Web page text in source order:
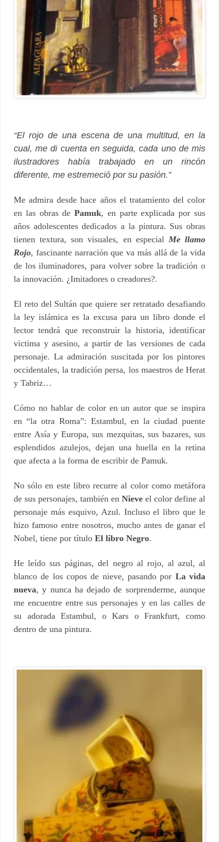
“El rojo de una escena de una multitud, en la
cual, me di cuenta en seguida, cada uno de mis
ilustradores había trabajado en un rincón
diferente, me estremeció por su pasión.”
Me admira desde hace años el tratamiento del color
en las obras dePamuk, en parte explicada por sus
años adolescentes dedicados a la pintura. Sus obras
tienen textura, son visuales, en especial Me llamo
Rojo, fascinante narración que va más allá de la vida
de los iluminadores, para volver sobre la tradición o
la innovación. ¿Imitadores o creadores?.
El reto del Sultán que quiere ser retratado desafiando
la ley islámica es la excusa para un libro donde el
lector tendrá que reconstruir la historia, identificar
victima y asesino, a partir de las versiones de cada
personaje. La admiración suscitada por los pintores
occidentales, la tradición persa, los maestros de Herat
y Tabriz…
Cómo no hablar de color en un autor que se inspira
en “la otra Roma”: Estambul, en la ciudad puente
entre Asía y Europa, sus mezquitas, sus bazares, sus
esplendidos azulejos, dejan una huella en la retina
que afecta a la forma de escribir de Pamuk.
No sólo en este libro recurre al color como metáfora
de sus personajes, también en Nieve el color define al
personaje más esquivo, Azul. Incluso el libro que le
hizo famoso entre nosotros, mucho antes de ganar el
Nobel, tiene por título El libro Negro.
He leído sus páginas, del negro al rojo, al azul, al
blanco de los copos de nieve, pasando por La vida
nueva, y nunca ha dejado de sorprenderme, aunque
me encuentre entre sus personajes y en las calles de
su adorada Estambul, o Kars o Frankfurt, como
dentro de una pintura.